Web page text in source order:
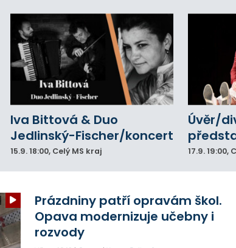
Iva Bittová & Duo
Jedlinský-Fischer/koncert
15.9. 18:00, Celý MS kraj
Úvěr/
17.9.19:00,
Prázdniny patří opravám škol.
Opava modernizuje učebny i
rozvody